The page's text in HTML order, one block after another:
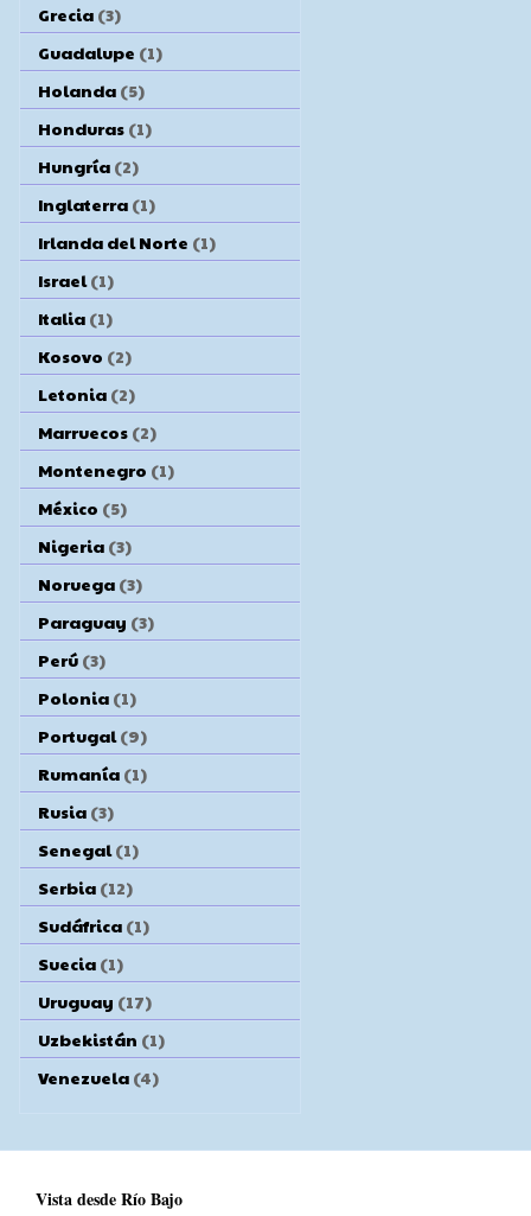
Grecia (3)
Guadalupe (1)
Holanda (5)
Honduras (1)
Hungría (2)
Inglaterra (1)
Irlanda del Norte (1)
Israel (1)
Italia (1)
Kosovo (2)
Letonia (2)
Marruecos (2)
Montenegro (1)
México (5)
Nigeria (3)
Noruega (3)
Paraguay (3)
Perú (3)
Polonia (1)
Portugal (9)
Rumanía (1)
Rusia (3)
Senegal (1)
Serbia (12)
Sudáfrica (1)
Suecia (1)
Uruguay (17)
Uzbekistán (1)
Venezuela (4)
Vista desde Río Bajo